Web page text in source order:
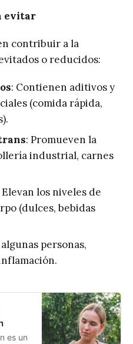
evitar
contribuir a la
o reducidos:
: Contienen aditivos y
(comida rápida,
: Promueven la
industrial, carnes
Elevan los niveles de
(dulces, bebidas
algunas personas,
es un